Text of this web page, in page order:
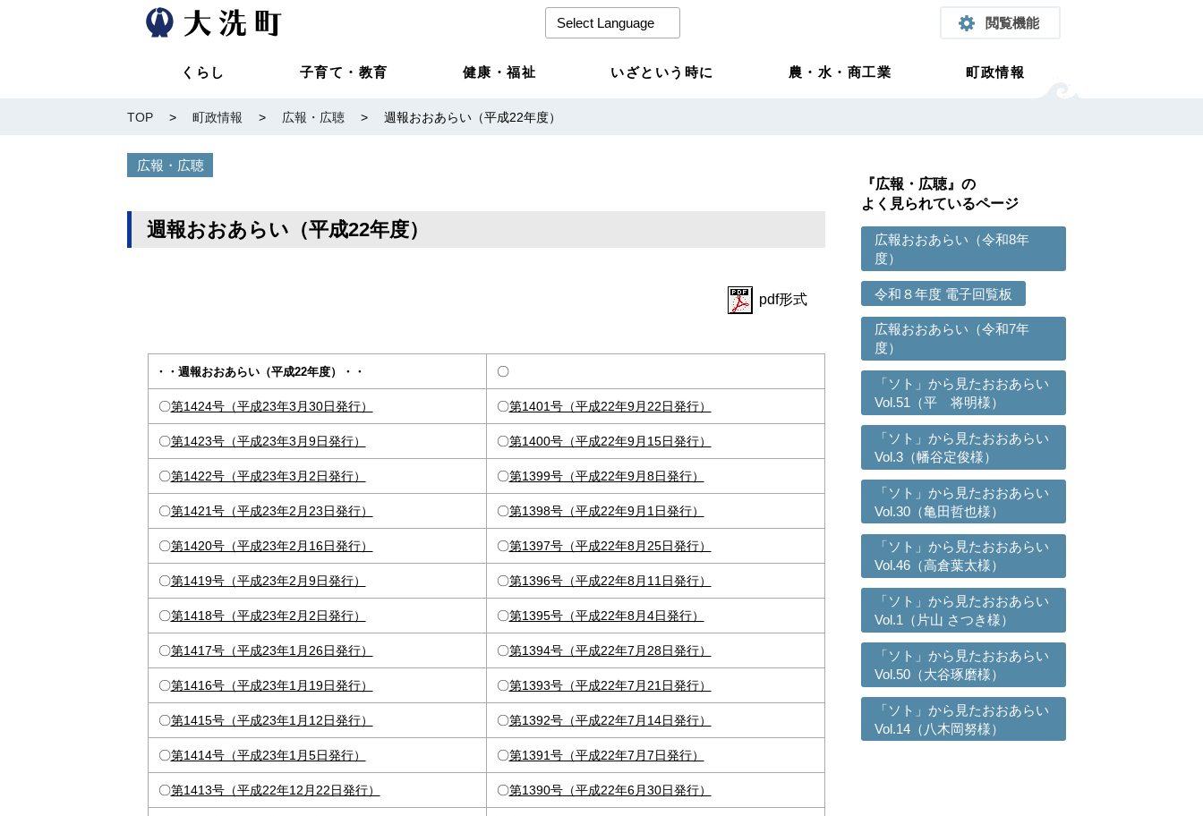
閲覧機能
くらし 子育て・教育 健康・福祉 いざという時に 農・水・商工業 町政情報
TOP > 町政情報 > 広報・広聴 > 週報おおあらい（平成22年度）
広報・広聴
週報おおあらい（平成22年度）
pdf形式
・・週報おおあらい（平成22年度）・・ 〇
〇第1424号（平成23年3月30日発行） 〇第1401号（平成22年9月22日発行）
〇第1423号（平成23年3月9日発行） 〇第1400号（平成22年9月15日発行）
〇第1422号（平成23年3月2日発行） 〇第1399号（平成22年9月8日発行）
〇第1421号（平成23年2月23日発行） 〇第1398号（平成22年9月1日発行）
〇第1420号（平成23年2月16日発行） 〇第1397号（平成22年8月25日発行）
〇第1419号（平成23年2月9日発行） 〇第1396号（平成22年8月11日発行）
〇第1418号（平成23年2月2日発行） 〇第1395号（平成22年8月4日発行）
〇第1417号（平成23年1月26日発行） 〇第1394号（平成22年7月28日発行）
〇第1416号（平成23年1月19日発行） 〇第1393号（平成22年7月21日発行）
〇第1415号（平成23年1月12日発行） 〇第1392号（平成22年7月14日発行）
〇第1414号（平成23年1月5日発行） 〇第1391号（平成22年7月7日発行）
〇第1413号（平成22年12月22日発行） 〇第1390号（平成22年6月30日発行）
『広報・広聴』の
よく見られているページ
広報おおあらい（令和8年
度）
令和８年度 電子回覧板
広報おおあらい（令和7年
度）
「ソト」から見たおおあらい
Vol.51（平 将明様）
「ソト」から見たおおあらい
Vol.3（幡谷定俊様）
「ソト」から見たおおあらい
Vol.30（亀田哲也様）
「ソト」から見たおおあらい
Vol.46（高倉葉太様）
「ソト」から見たおおあらい
Vol.1（片山 さつき様）
「ソト」から見たおおあらい
Vol.50（大谷琢磨様）
「ソト」から見たおおあらい
Vol.14（八木岡努様）